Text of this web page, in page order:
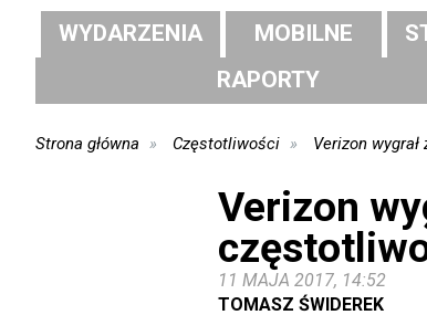
WYDARZENIA MOBILNE
RAPORTY
Strona główna Częstotliwości Verizon
Verizon
11 MAJA 2017, 14:52
TOMASZ ŚWIDEREK